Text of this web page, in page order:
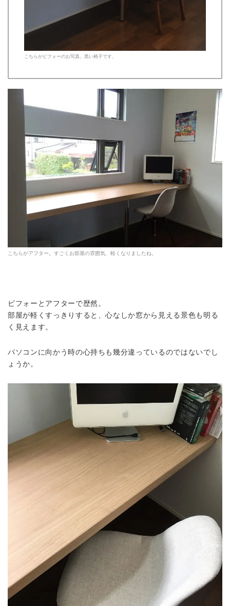
こちらがビフォーのお写真。黒い椅子です。
こちらがアフター。すごくお部屋の雰囲気、軽くなりましたね。
ビフォーとアフターで歴然。
部屋が軽くすっきりすると、心なしか窓から見える景色も明る
く見えます。
パソコンに向かう時の心持ちも幾分違っているのではないでし
ょうか。